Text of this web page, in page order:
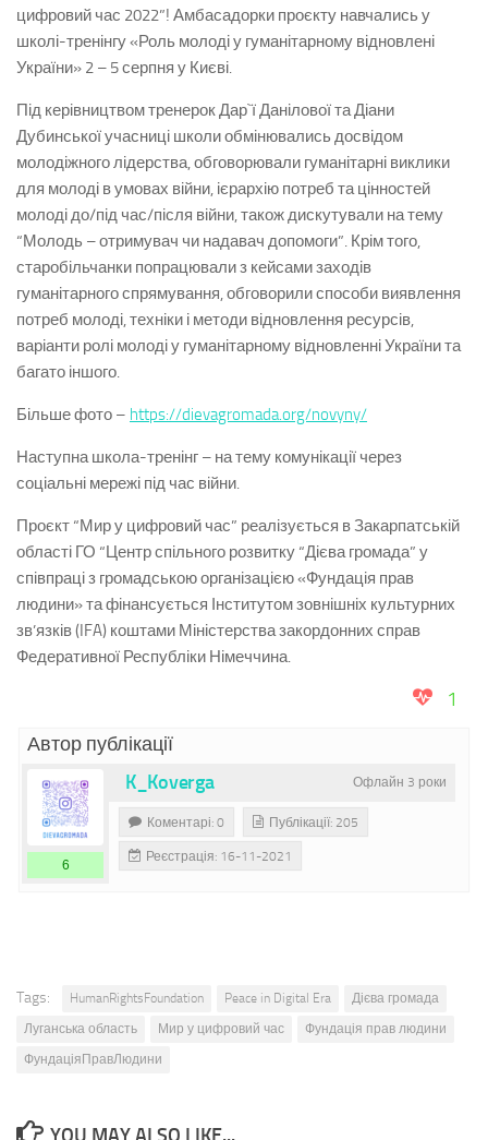
цифровий час 2022”! Амбасадорки проєкту навчались у
школі-тренінгу «Роль молоді у гуманітарному відновлені
України» 2 – 5 серпня у Києві.
Під керівництвом тренерок Дар`ї Данілової та Діани
Дубинської учасниці школи обмінювались досвідом
молодіжного лідерства, обговорювали гуманітарні виклики
для молоді в умовах війни, ієрархію потреб та цінностей
молоді до/під час/після війни, також дискутували на тему
“Молодь – отримувач чи надавач допомоги”. Крім того,
старобільчанки попрацювали з кейсами заходів
гуманітарного спрямування, обговорили способи виявлення
потреб молоді, техніки і методи відновлення ресурсів,
варіанти ролі молоді у гуманітарному відновленні України та
багато іншого.
Більше фото – https://dievagromada.org/novyny/
Наступна школа-тренінг – на тему комунікації через
соціальні мережі під час війни.
Проєкт “Мир у цифровий час” реалізується в Закарпатській
області ГО “Центр спільного розвитку “Дієва громада” у
співпраці з громадською організацією «Фундація прав
людини» та фінансується Інститутом зовнішніх культурних
зв’язків (IFA) коштами Міністерства закордонних справ
Федеративної Республіки Німеччина.
1
Автор публікації
Офлайн 3 роки
K_Koverga
6
Коментарі: 0 Публікації: 205
Реєстрація: 16-11-2021
Tags: HumanRightsFoundation Peace in Digital Era
Дієва громада
Луганська область
Мир у цифровий час
Фундація прав людини
ФундаціяПравЛюдини